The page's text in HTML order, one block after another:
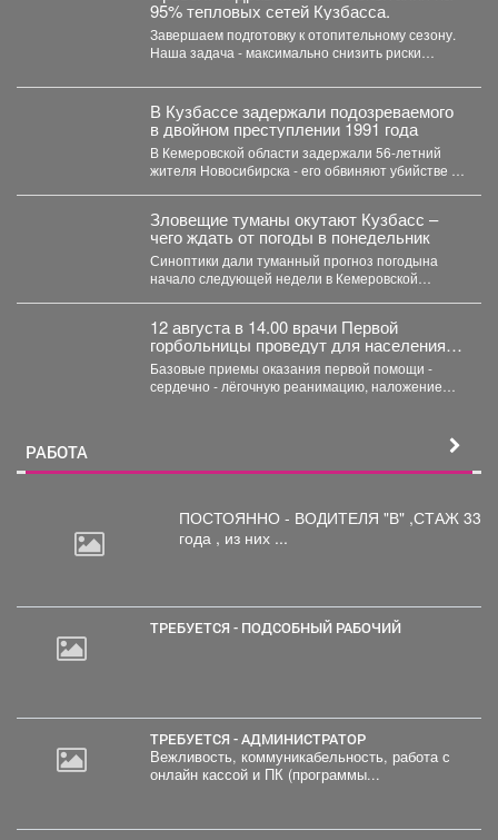
95% тепловых сетей Кузбасса.
Завершаем подготовку к отопительному сезону.
Наша задача - максимально снизить риски
В Кузбассе задержали подозреваемого
в двойном преступлении 1991 года
В Кемеровской области задержали 56‑летний
жителя Новосибирска - его обвиняют убийстве и
Зловещие туманы окутают Кузбасс –
чего ждать от погоды в понедельник
Синоптики дали туманный прогноз погодына
начало следующей недели в Кемеровской
12 августа в 14.00 врачи Первой
горбольницы проведут для населения в
ТЦ "СитиМолл" мастер - класс по
оказанию первой помощи
Базовые приемы оказания первой помощи -
сердечно - лёгочную реанимацию, наложение
РАБОТА
ПОСТОЯННО - ВОДИТЕЛЯ "В" ,СТАЖ 33
года , из них ...
ТРЕБУЕТСЯ - ПОДСОБНЫЙ РАБОЧИЙ
ТРЕБУЕТСЯ - АДМИНИСТРАТОР
Вежливость, коммуникабельность, работа с
онлайн кассой и ПК (программы...